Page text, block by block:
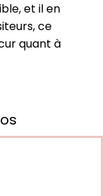
et il en
ce
quant à